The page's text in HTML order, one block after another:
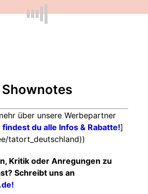
Shownotes
über unsere Werbepartner
findest du alle Infos & Rabatte!]
tatort_deutschland))
Kritik oder Anregungen zu
Schreibt uns an